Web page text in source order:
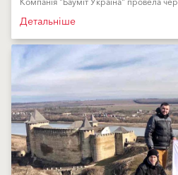
Детальніше